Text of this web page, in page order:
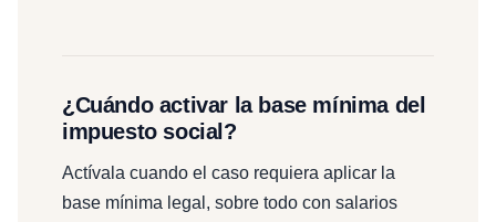
¿Cuándo activar la base mínima del
impuesto social?
Actívala cuando el caso requiera aplicar la
base mínima legal, sobre todo con salarios